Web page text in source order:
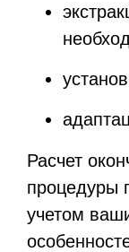
Расчет
процедуры
учетом